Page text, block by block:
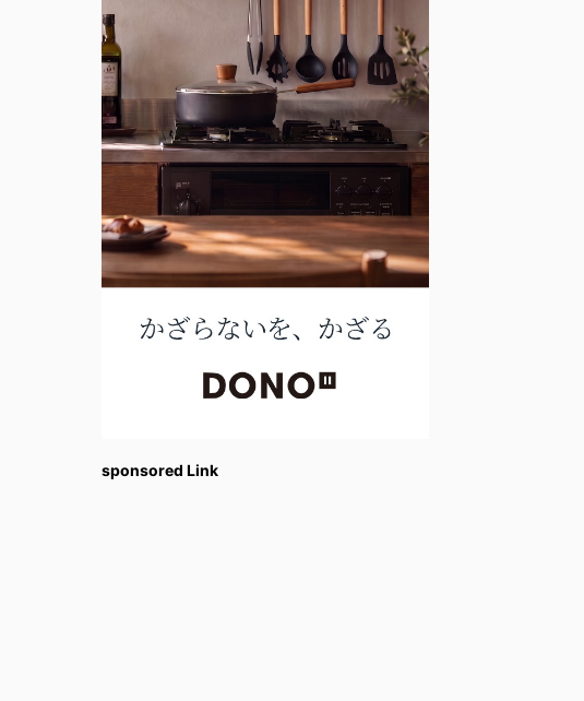
sponsored Link